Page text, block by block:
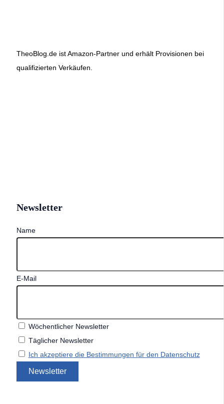
TheoBlog.de ist Amazon-Partner und erhält Provisionen bei
qualifizierten Verkäufen.
Newsletter
Name
E-Mail
Wöchentlicher Newsletter
Täglicher Newsletter
Ich akzeptiere die Bestimmungen für den Datenschutz